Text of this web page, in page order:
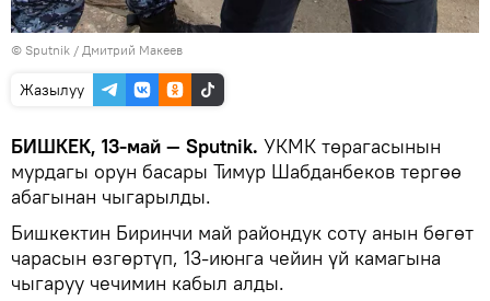
© Sputnik / Дмитрий Макеев
Жазылуу
БИШКЕК, 13-май — Sputnik. УКМК төрагасынын
мурдагы орун басары Тимур Шабданбеков тергөө
абагынан чыгарылды.
Бишкектин Биринчи май райондук соту анын бөгөт
чарасын өзгөртүп, 13-июнга чейин үй камагына
чыгаруу чечимин кабыл алды.